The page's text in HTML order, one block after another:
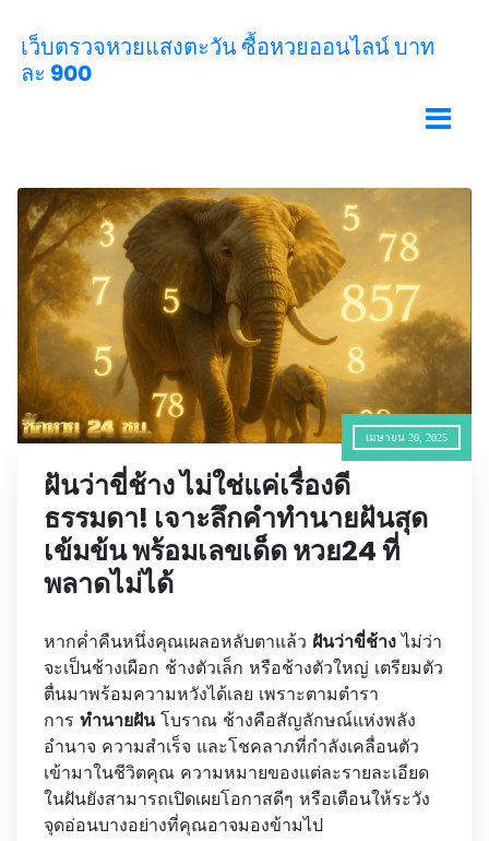
เว็บตรวจหวยแสงตะวัน ซื้อหวยออนไลน์ บาท
ละ 900
เมษายน 20, 2025
ฝันว่าขี่ช้าง ไม่ใช่แค่เรื่องดี
ธรรมดา! เจาะลึกคำทำนายฝันสุด
เข้มข้น พร้อมเลขเด็ด หวย24 ที่
พลาดไม่ได้
หากค่ำคืนหนึ่งคุณเผลอหลับตาแล้ว ฝันว่าขี่ช้าง ไม่ว่า
จะเป็นช้างเผือก ช้างตัวเล็ก หรือช้างตัวใหญ่ เตรียมตัว
ตื่นมาพร้อมความหวังได้เลย เพราะตามตำรา
การ ทำนายฝันโบราณ ช้างคือสัญลักษณ์แห่งพลัง
อำนาจ ความสำเร็จ และโชคลาภที่กำลังเคลื่อนตัว
เข้ามาในชีวิตคุณ ความหมายของแต่ละรายละเอียด
ในฝันยังสามารถเปิดเผยโอกาสดีๆ หรือเตือนให้ระวัง
จุดอ่อนบางอย่างที่คุณอาจมองข้ามไป